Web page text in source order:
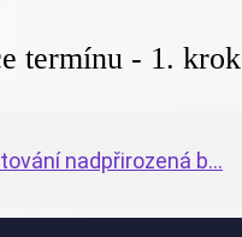
termínu - 1. krok
nadpřirozená b...